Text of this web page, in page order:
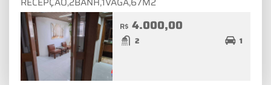
R$ 4.000,00
2 1